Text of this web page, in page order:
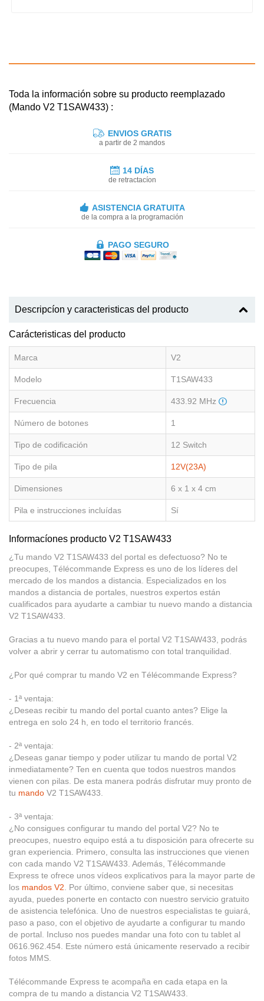
Toda la información sobre su producto reemplazado
(Mando V2 T1SAW433) :
ENVIOS GRATIS
a partir de 2 mandos
14 DÍAS
de retractacíon
ASISTENCIA GRATUITA
de la compra a la programación
PAGO SEGURO
Descripcíon y caracteristicas del producto
Carácteristicas del producto
Marca V2
Modelo T1SAW433
Frecuencia 433.92 MHz
Número de botones 1
Tipo de codificación 12 Switch
Tipo de pila 12V(23A)
Dimensiones 6 x 1 x 4 cm
Pila e instrucciones incluídas Sí
Informacíones producto V2 T1SAW433
¿Tu mando V2 T1SAW433 del portal es defectuoso? No te
preocupes, Télécommande Express es uno de los líderes del
mercado de los mandos a distancia. Especializados en los
mandos a distancia de portales, nuestros expertos están
cualificados para ayudarte a cambiar tu nuevo mando a distancia
V2 T1SAW433.
Gracias a tu nuevo mando para el portal V2 T1SAW433, podrás
volver a abrir y cerrar tu automatismo con total tranquilidad.
¿Por qué comprar tu mando V2 en Télécommande Express?
- 1ª ventaja:
¿Deseas recibir tu mando del portal cuanto antes? Elige la
entrega en solo 24 h, en todo el territorio francés.
- 2ª ventaja:
¿Deseas ganar tiempo y poder utilizar tu mando de portal V2
inmediatamente? Ten en cuenta que todos nuestros mandos
vienen con pilas. De esta manera podrás disfrutar muy pronto de
tu mando V2 T1SAW433.
- 3ª ventaja:
¿No consigues configurar tu mando del portal V2? No te
preocupes, nuestro equipo está a tu disposición para ofrecerte su
gran experiencia. Primero, consulta las instrucciones que vienen
con cada mando V2 T1SAW433. Además, Télécommande
Express te ofrece unos vídeos explicativos para la mayor parte de
los mandos V2. Por último, conviene saber que, si necesitas
ayuda, puedes ponerte en contacto con nuestro servicio gratuito
de asistencia telefónica. Uno de nuestros especialistas te guiará,
paso a paso, con el objetivo de ayudarte a configurar tu mando
de portal. Incluso nos puedes mandar una foto con tu tablet al
0616.962.454. Este número está únicamente reservado a recibir
fotos MMS.
Télécommande Express te acompaña en cada etapa en la
compra de tu mando a distancia V2 T1SAW433.